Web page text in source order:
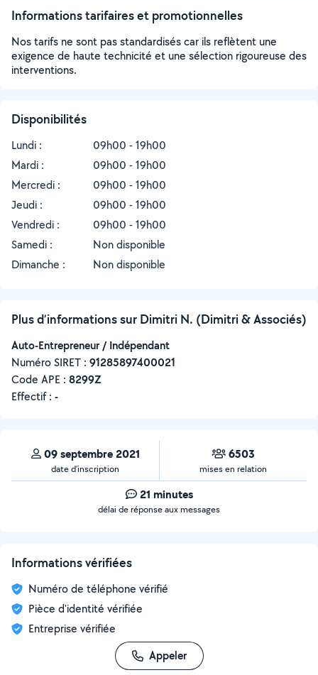
Informations tarifaires et promotionnelles
Nos tarifs ne sont pas standardisés car ils reflètent une
exigence de haute technicité et une sélection rigoureuse des
interventions.
Disponibilités
Lundi :
09h00 - 19h00
Mardi :
09h00 - 19h00
Mercredi :
09h00 - 19h00
Jeudi :
09h00 - 19h00
Vendredi :
09h00 - 19h00
Samedi :
Non disponible
Dimanche :
Non disponible
Plus d’informations sur Dimitri N. (Dimitri & Associés)
Auto-Entrepreneur / Indépendant
Numéro SIRET : ‍91285897400021
Code APE : 8299Z
Effectif : -
09 septembre 2021
date d’inscription
6503
mises en relation
21 minutes
délai de réponse aux messages
Informations vérifiées
Numéro de téléphone vérifié
Pièce d'identité vérifiée
Entreprise vérifiée
Appeler